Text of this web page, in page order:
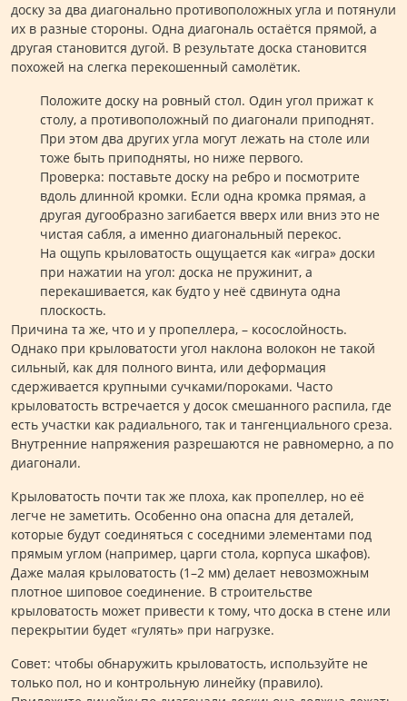
доску за два диагонально противоположных угла и потянули
их в разные стороны. Одна диагональ остаётся прямой, а
другая становится дугой. В результате доска становится
похожей на слегка перекошенный самолётик.
Положите доску на ровный стол. Один угол прижат к
столу, а противоположный по диагонали приподнят.
При этом два других угла могут лежать на столе или
тоже быть приподняты, но ниже первого.
Проверка: поставьте доску на ребро и посмотрите
вдоль длинной кромки. Если одна кромка прямая, а
другая дугообразно загибается вверх или вниз это не
чистая сабля, а именно диагональный перекос.
На ощупь крыловатость ощущается как «игра» доски
при нажатии на угол: доска не пружинит, а
перекашивается, как будто у неё сдвинута одна
плоскость.
Причина та же, что и у пропеллера, – косослойность.
Однако при крыловатости угол наклона волокон не такой
сильный, как для полного винта, или деформация
сдерживается крупными сучками/пороками. Часто
крыловатость встречается у досок смешанного распила, где
есть участки как радиального, так и тангенциального среза.
Внутренние напряжения разрешаются не равномерно, а по
диагонали.
Крыловатость почти так же плоха, как пропеллер, но её
легче не заметить. Особенно она опасна для деталей,
которые будут соединяться с соседними элементами под
прямым углом (например, царги стола, корпуса шкафов).
Даже малая крыловатость (1–2 мм) делает невозможным
плотное шиповое соединение. В строительстве
крыловатость может привести к тому, что доска в стене или
перекрытии будет «гулять» при нагрузке.
Совет: чтобы обнаружить крыловатость, используйте не
только пол, но и контрольную линейку (правило).